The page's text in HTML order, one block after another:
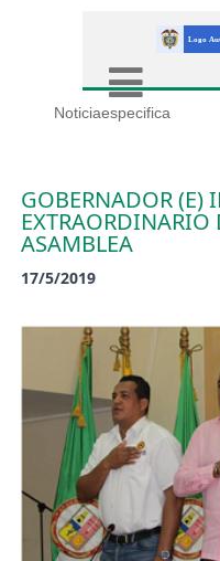
Noticiaespecifica
GOBERNADOR (E)
EXTRAORDINARIO
ASAMBLEA
17/5/2019